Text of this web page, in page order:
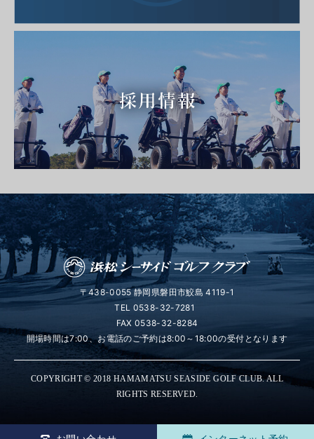
〒438-0055 静岡県磐田市鮫島 4119-1
TEL 0538-32-7281
FAX 0538-32-8284
開場時間は7:00、お電話のご予約は8:00～18:00の受付となります
COPYRIGHT © 2018 HAMAMATSU SEASIDE GOLF CLUB. ALL
RIGHTS RESERVED.